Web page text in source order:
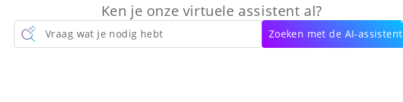
Ken je onze virtuele assistent al?
Vraag wat je nodig hebt Zoeken met de AI-assistent